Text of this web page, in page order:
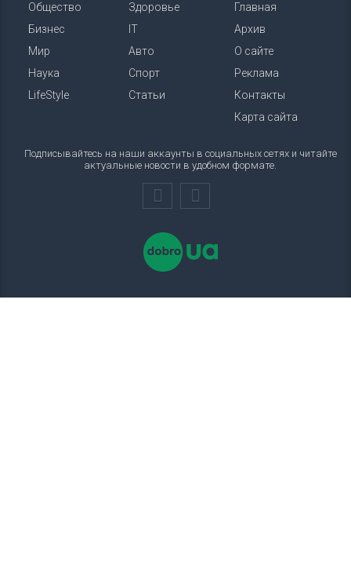
Общество
Бизнес
Мир
Наука
LifeStyle
Здоровье
IT
Авто
Спорт
Статьи
Главная
Архив
О сайте
Реклама
Контакты
Карта сайта
Подписывайтесь на наши аккаунты в социальных сетях и читайте
актуальные новости в удобном формате.